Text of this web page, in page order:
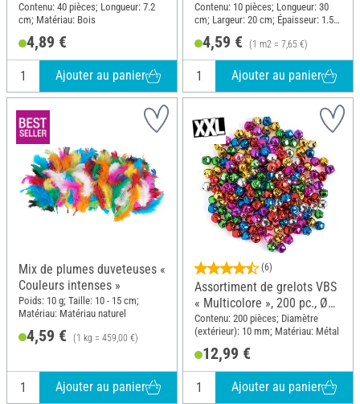
Contenu: 40 pièces; Longueur: 7.2
cm; Matériau: Bois
4,89 €
Ajouter au panier
Contenu: 10 pièces; Longueur: 30
cm; Largeur: 20 cm; Épaisseur: 1.5
4,59 € (1 m2 = 7,65 €)
Ajouter au panier
Mix de plumes duveteuses «
Couleurs intenses »
Poids: 10 g; Taille: 10 - 15 cm;
Matériau: Matériau naturel
4,59 € (1 kg = 459,00 €)
Ajouter au panier
(6)
Assortiment de grelots VBS
« Multicolore », 200 pc., Ø
10 mm
Contenu: 200 pièces; Diamètre
(extérieur): 10 mm; Matériau: Métal
12,99 €
Ajouter au panier